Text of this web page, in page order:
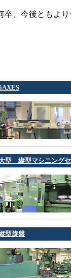
卒、今後ともよ
型 縦型マシニング
型旋盤